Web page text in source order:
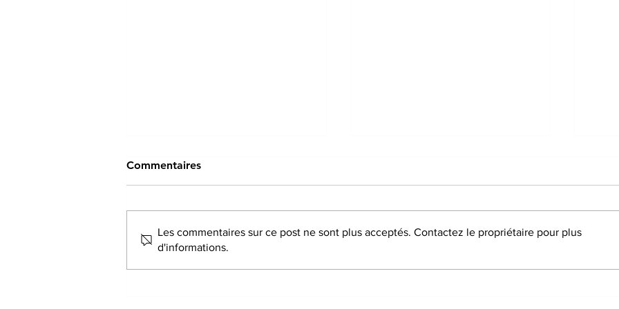
Au-delà de la relaxation :
Étude de cas : récupération
Commentaires
Les commentaires sur ce post ne sont plus acceptés. Contactez le propriétaire pour plus
d'informations.